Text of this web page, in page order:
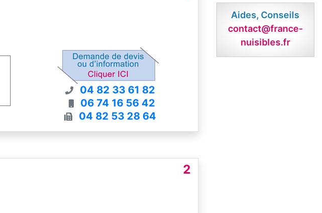
04 82 33 61 82
06 74 16 56 42
04 82 53 28 64
2
Aides, Conseils
contact@france-
nuisibles.fr